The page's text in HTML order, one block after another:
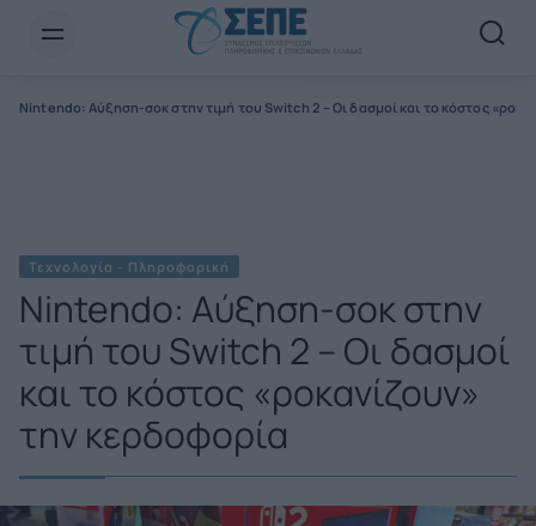
Nintendo: Αύξηση-σοκ στην τιμή του Switch 2 – Οι δασμοί και το κόστος
Τεχνολογία - Πληροφορική
Nintendo: Αύξηση-σοκ στην
τιμή του Switch 2 – Οι δασμοί
και το κόστος «ροκανίζουν»
την κερδοφορία
Newsletter Email*